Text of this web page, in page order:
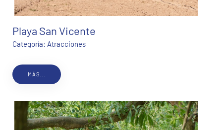
Playa San Vicente
Categoría: Atracciones
MÁS...